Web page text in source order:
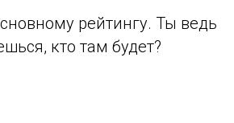
рейтингу. Ты ведь
кто там будет?